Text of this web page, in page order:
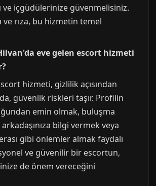
ve içgüdülerinize güvenmelisiniz.
ve rıza, bu hizmetin temel
eve gelen escort hizmeti
hizmeti, gizlilik açısından
güvenlik riskleri taşır. Profilin
emin olmak, buluşma
bilgi vermek veya
gibi önlemler almak faydalı
ve güvenilir bir escortun,
de önem vereceğini